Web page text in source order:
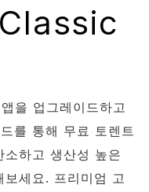
Classic
을 업그레이드하고
를 통해 무료 토렌트
소하고 생산성 높은
보세요. 프리미엄 고